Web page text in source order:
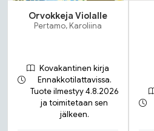
Orvokkeja Violalle
Pertamo, Karoliina
Kovakantinen kirja
Ennakkotilattavissa.
Tuote ilmestyy 4.8.2026
ja toimitetaan sen
jälkeen.